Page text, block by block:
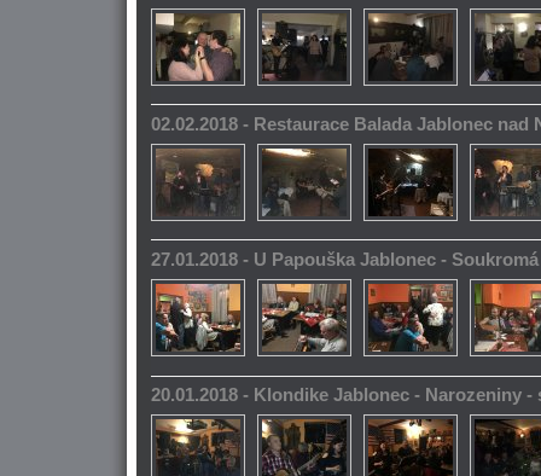
02.02.2018 - Restaurace Balada Jablonec nad
27.01.2018 - U Papouška Jablonec -
20.01.2018 - Klondike Jablonec - Narozeniny -